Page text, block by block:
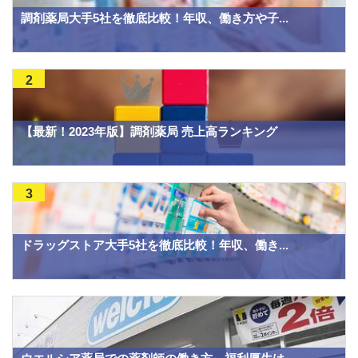
調剤薬局大手5社を徹底比較！年収、働き方や子...
【最新！2023年版】調剤薬局 売上高ランキング
2
ドラッグストア大手5社を徹底比較！年収、働き...
3